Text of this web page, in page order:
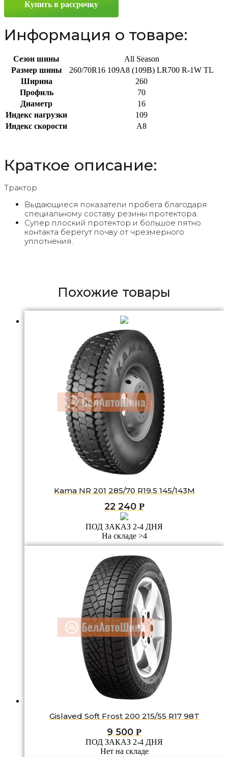
Купить в рассрочку
Информация о товаре:
Сезон шины
All Season
Размер шины
260/70R16 109A8 (109B) LR700 R-1W TL
Ширина
260
Профиль
70
Диаметр
16
Индекс нагрузки
109
Индекс скорости
A8
Краткое описание:
Трактор
Выдающиеся показатели пробега благодаря
специальному составу резины протектора.
Супер плоский протектор и большое пятно
контакта берегут почву от чрезмерного
уплотнения.
Похожие товары
Kama NR 201 285/70 R19.5 145/143M
22 240 Р
ПОД ЗАКАЗ 2-4 ДНЯ
На складе >4
Gislaved Soft Frost 200 215/55 R17 98T
9 500 Р
ПОД ЗАКАЗ 2-4 ДНЯ
Нет на складе